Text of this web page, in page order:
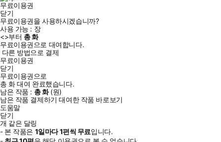
무료이용권
닫기
무료이용권을 사용하시겠습니까?
사용 가능 : 장
<>부터 총화
무료이용권으로 대여합니다.
다른 방법으로 결제
무료이용권
닫기
무료이용권으로
총 화대여 완료했습니다.
남은 작품 : 총화(원)
남은 작품 결제하기 대여한 작품 바로보기
도움말
닫기
개 같은 달링
- 본 작품은 1일마다1편씩 무료입니다.